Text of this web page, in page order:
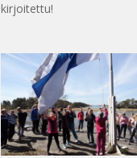
kirjoitettu!